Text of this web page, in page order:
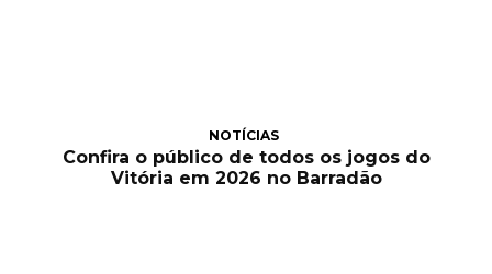
NOTÍCIAS
Confira o público de todos os jogos do
Vitória em 2026 no Barradão